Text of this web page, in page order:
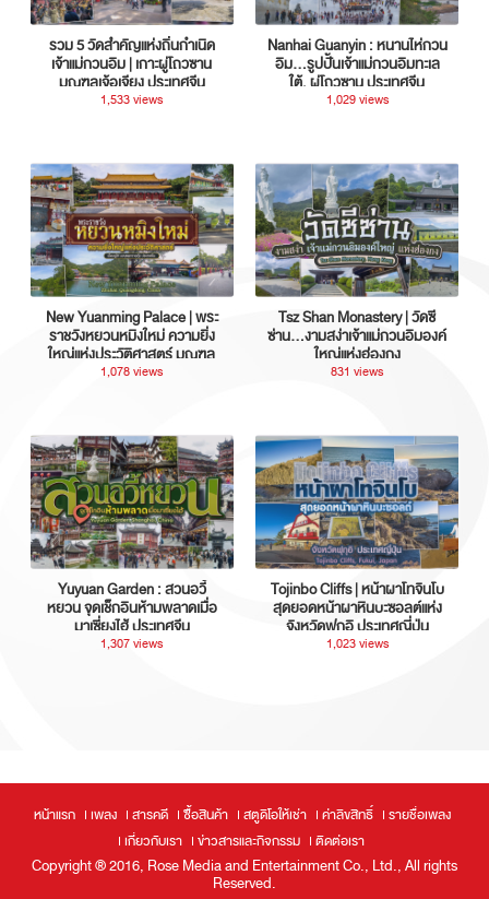
รวม 5 วัดสำคัญแห่งถิ่นกำเนิด
เจ้าแม่กวนอิม | เกาะผู่โถวซาน
มณฑลเจ้อเจียง ประเทศจีน
1,533 views
Nanhai Guanyin : หนานไห่กวน
อิม...รูปปั้นเจ้าแม่กวนอิมทะเล
ใต้, ผู่โถวซาน ประเทศจีน
1,029 views
New Yuanming Palace | พระ
ราชวังหยวนหมิงใหม่ ความยิ่ง
ใหญ่แห่งประวัติศาสตร์ มณฑล
กวางตุ้ง ประเทศจีน
1,078 views
Tsz Shan Monastery | วัดซี
ซ่าน…งามสง่าเจ้าแม่กวนอิมองค์
ใหญ่แห่งฮ่องกง
831 views
Yuyuan Garden : สวนอวี้
หยวน จุดเช็กอินห้ามพลาดเมื่อ
มาเซี่ยงไฮ้ ประเทศจีน
1,307 views
Tojinbo Cliffs | หน้าผาโทจินโบ
สุดยอดหน้าผาหินบะซอลต์แห่ง
จังหวัดฟุกุอิ ประเทศญี่ปุ่น
1,023 views
หน้าแรก เพลง สารคดี ซื้อสินค้า สตูดิโอให้เช่า ค่าลิขสิทธิ์
รายชื่อเพลง
เกี่ยวกับเรา
ข่าวสารและกิจกรรม ติดต่อเรา
Copyright ® 2016, Rose Media and Entertainment Co., Ltd., All rights
Reserved.